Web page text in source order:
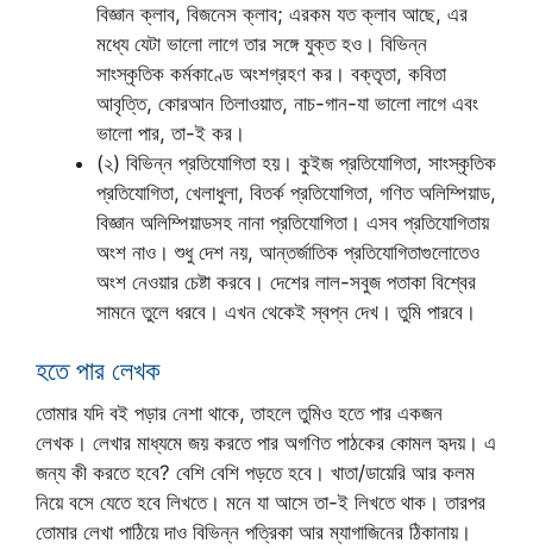
বিজ্ঞান ক্লাব, বিজনেস ক্লাব; এরকম যত ক্লাব আছে, এর
মধ্যে যেটা ভালো লাগে তার সঙ্গে যুক্ত হও। বিভিন্ন
সাংস্কৃতিক কর্মকাণ্ডে অংশগ্রহণ কর। বক্তৃতা, কবিতা
আবৃত্তি, কোরআন তিলাওয়াত, নাচ-গান-যা ভালো লাগে এবং
ভালো পার, তা-ই কর।
(২) বিভিন্ন প্রতিযোগিতা হয়। কুইজ প্রতিযোগিতা, সাংস্কৃতিক
প্রতিযোগিতা, খেলাধুলা, বিতর্ক প্রতিযোগিতা, গণিত অলিম্পিয়াড,
বিজ্ঞান অলিম্পিয়াডসহ নানা প্রতিযোগিতা। এসব প্রতিযোগিতায়
অংশ নাও। শুধু দেশ নয়, আন্তর্জাতিক প্রতিযোগিতাগুলোতেও
অংশ নেওয়ার চেষ্টা করবে। দেশের লাল-সবুজ পতাকা বিশ্বের
সামনে তুলে ধরবে। এখন থেকেই স্বপ্ন দেখ। তুমি পারবে।
হতে পার লেখক
তোমার যদি বই পড়ার নেশা থাকে, তাহলে তুমিও হতে পার একজন
লেখক। লেখার মাধ্যমে জয় করতে পার অগণিত পাঠকের কোমল হৃদয়। এ
জন্য কী করতে হবে? বেশি বেশি পড়তে হবে। খাতা/ডায়েরি আর কলম
নিয়ে বসে যেতে হবে লিখতে। মনে যা আসে তা-ই লিখতে থাক। তারপর
তোমার লেখা পাঠিয়ে দাও বিভিন্ন পত্রিকা আর ম্যাগাজিনের ঠিকানায়।